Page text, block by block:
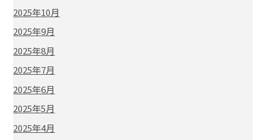
2025年10月
2025年9月
2025年8月
2025年7月
2025年6月
2025年5月
2025年4月